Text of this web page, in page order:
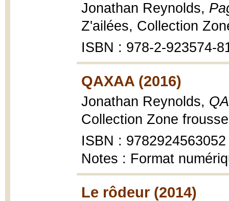
Jonathan Reynolds,
Z'ailées, Collection
ISBN : 978-2-923574-
QAXAA (2016)
Jonathan Reynolds,
Collection Zone
ISBN : 9782924563052
Notes : Format
Le rôdeur (2014)